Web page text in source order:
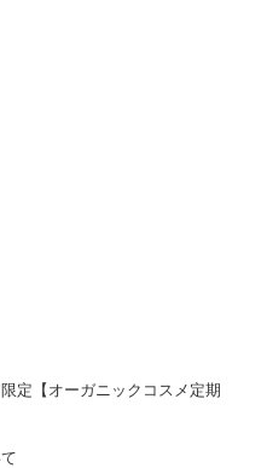
定【オーガニックコスメ定期